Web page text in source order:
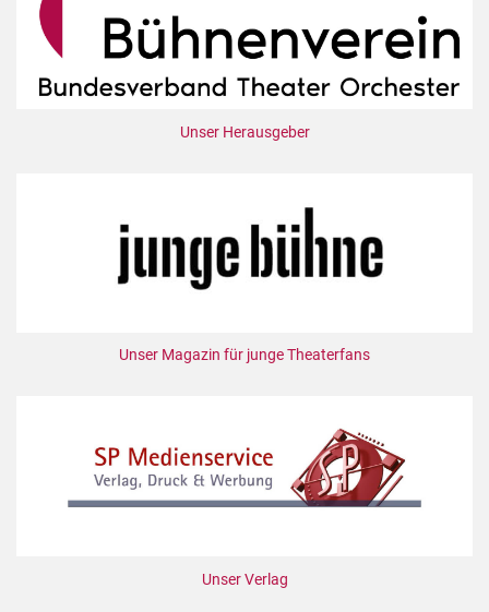
Unser Herausgeber
Unser Magazin für junge Theaterfans
Unser Verlag